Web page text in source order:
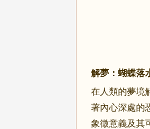
解夢：蝴蝶落
在人類的夢境
著內心深處的
象徵意義及其